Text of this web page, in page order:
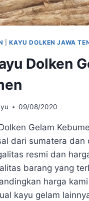
|KAYU DOLKEN JAWA
Dolken
09/08/2020
Gelam
dari sumatera dan
resmi dan
barang yang
harga
kayu gelam